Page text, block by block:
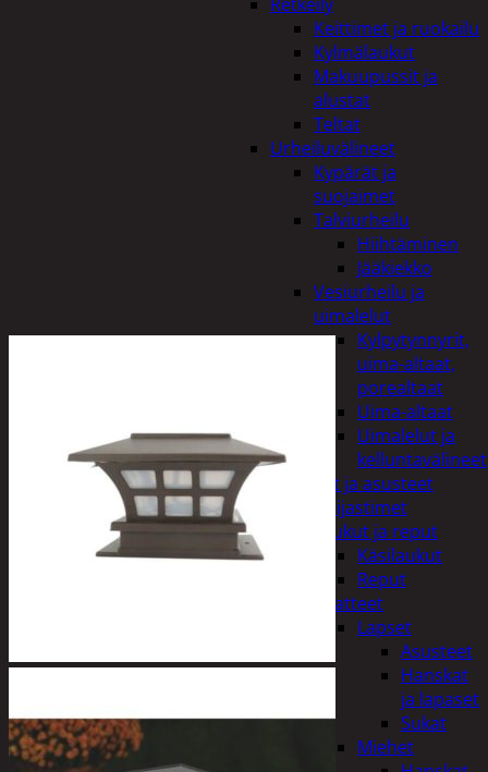
Keittimet ja ruokailu
Kylmälaukut
Makuupussit ja
alustat
Teltat
Urheiluvälineet
Kypärät ja
suojaimet
Talviurheilu
Hiihtäminen
Jääkiekko
Vesiurheilu ja
uimalelut
Kylpytynnyrit,
uima-altaat,
porealtaat
Uima-altaat
Uimalelut ja
kelluntavälineet
Vaatteet ja asusteet
Heijastimet
Laukut ja reput
Käsilaukut
Reput
Vaatteet
Lapset
Asusteet
Hanskat
ja lapaset
Sukat
Miehet